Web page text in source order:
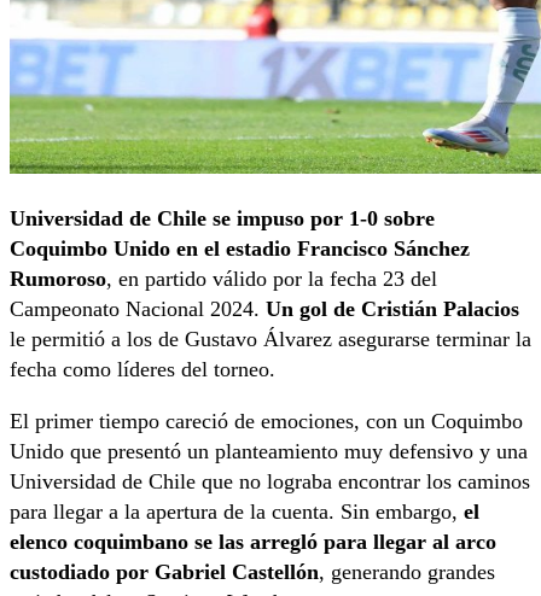
Universidad de Chile se impuso por 1-0 sobre
Coquimbo Unido en el estadio Francisco Sánchez
Rumoroso, en partido válido por la fecha 23 del
Campeonato Nacional 2024. Un gol de Cristián Palacios
le permitió a los de Gustavo Álvarez asegurarse terminar la
fecha como líderes del torneo.
El primer tiempo careció de emociones, con un Coquimbo
Unido que presentó un planteamiento muy defensivo y una
Universidad de Chile que no lograba encontrar los caminos
para llegar a la apertura de la cuenta. Sin embargo, el
elenco coquimbano se las arregló para llegar al arco
custodiado por Gabriel Castellón, generando grandes